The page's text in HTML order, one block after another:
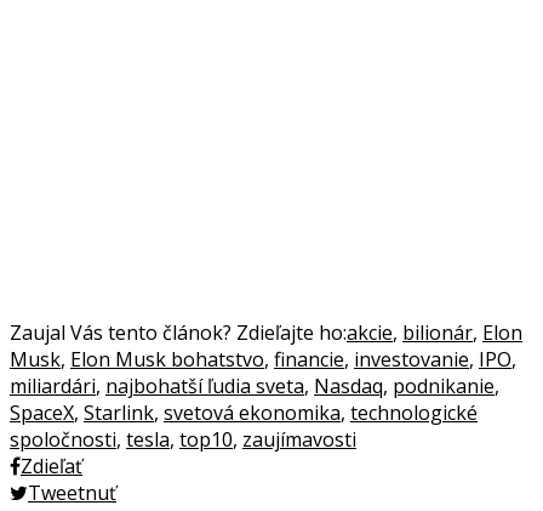
Zaujal Vás tento článok? Zdieľajte ho:akcie, bilionár, Elon
Musk, Elon Musk bohatstvo, financie, investovanie, IPO,
miliardári, najbohatší ľudia sveta, Nasdaq, podnikanie,
SpaceX, Starlink, svetová ekonomika, technologické
spoločnosti, tesla, top10, zaujímavosti
Zdieľať
Tweetnuť